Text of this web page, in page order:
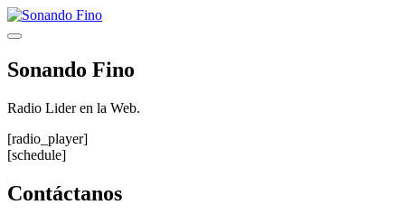
Saltar
al
Menú
Sonando Fino
Radio Lider en la Web.
[radio_player]
[schedule]
Contáctanos